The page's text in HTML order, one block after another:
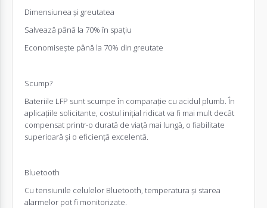
Dimensiunea și greutatea
Salvează până la 70% în spațiu
Economisește până la 70% din greutate
Scump?
Bateriile LFP sunt scumpe în comparație cu acidul plumb. În
aplicațiile solicitante, costul inițial ridicat va fi mai mult decât
compensat printr-o durată de viață mai lungă, o fiabilitate
superioară și o eficiență excelentă.
Bluetooth
Cu tensiunile celulelor Bluetooth, temperatura și starea
alarmelor pot fi monitorizate.